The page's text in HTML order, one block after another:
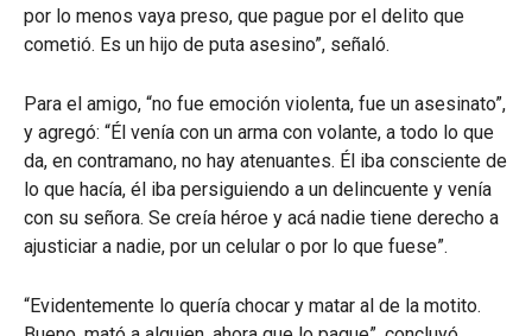
por lo menos vaya preso, que pague por el delito que
cometió. Es un hijo de puta asesino”, señaló.
Para el amigo, “no fue emoción violenta, fue un asesinato”,
y agregó: “Él venía con un arma con volante, a todo lo que
da, en contramano, no hay atenuantes. Él iba consciente de
lo que hacía, él iba persiguiendo a un delincuente y venía
con su señora. Se creía héroe y acá nadie tiene derecho a
ajusticiar a nadie, por un celular o por lo que fuese”.
“Evidentemente lo quería chocar y matar al de la motito.